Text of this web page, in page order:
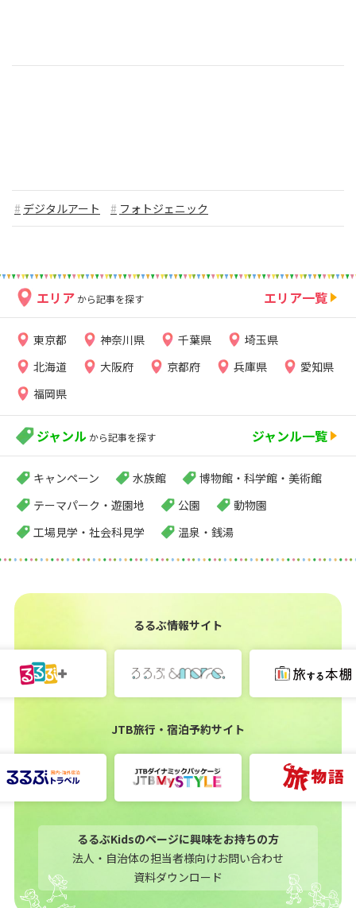
デジタルアート フォトジェニック
エリア から記事を探す エリア一覧
東京都 神奈川県 千葉県
埼玉県
北海道
大阪府 京都府 兵庫県
愛知県
福岡県
ジャンル から記事を探す ジャンル一覧
キャンペーン 水族館
博物館・科学館・美術館
テーマパーク・遊園地
公園
動物園
工場見学・社会科見学
温泉・銭湯
るるぶ情報サイト
JTB旅行・宿泊予約サイト
るるぶKidsのページに興味をお持ちの方
法人・自治体の担当者様向けお問い合わせ
資料ダウンロード